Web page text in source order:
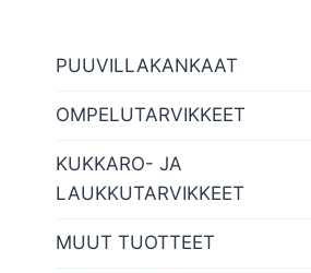
PUUVILLAKANKAAT
OMPELUTARVIKKEET
KUKKARO- JA
LAUKKUTARVIKKEET
MUUT TUOTTEET